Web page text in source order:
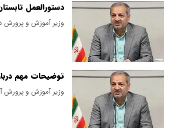
دستورالعمل تابستان ۱۴۰۵ آموزش و پرورش
وزیر آموزش و پرورش دستورالعمل
توضیحات مهم
وزیر آموزش و پرورش